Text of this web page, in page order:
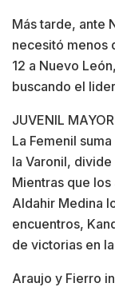
Más tarde, ante
necesitó menos
12 a Nuevo
buscando el
JUVENIL MAYOR
La Femenil
la Varonil,
Mientras que
Aldahir Medina
encuentros,
de victorias en
Araujo y Fierro